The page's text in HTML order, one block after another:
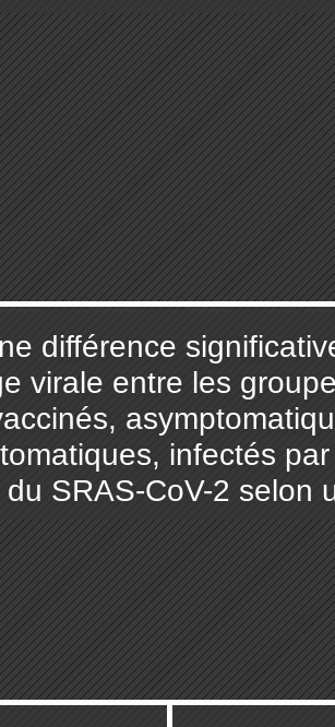
différence
virale entre les
infectés
du SRAS-CoV-2 selon